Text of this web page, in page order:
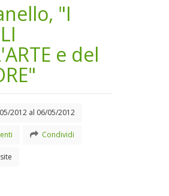
"I
e del
2012 al 06/05/2012
Condividi